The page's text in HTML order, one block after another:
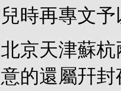
時再專文
京天津蘇
的還屬幵